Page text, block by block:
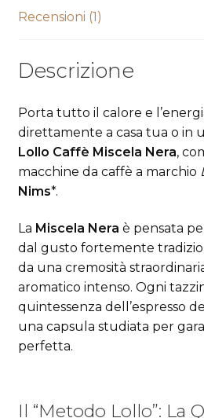
Recensioni (1)
Descrizione
Porta tutto il calore e
direttamente a casa tua o in
Lollo Caffè Miscela Nera,
macchine da caffè a marchio
Nims*.
La Miscela Nera è pensata
dal gusto fortemente
da una cremosità
aromatico intenso. Ogni
quintessenza dell’espresso
una capsula studiata per
perfetta.
Il “Metodo Lollo”: La